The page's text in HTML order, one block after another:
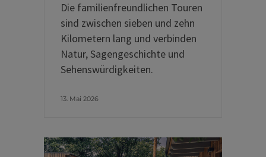
Die familienfreundlichen Touren
sind zwischen sieben und zehn
Kilometern lang und verbinden
Natur, Sagengeschichte und
Sehenswürdigkeiten.
13. Mai 2026